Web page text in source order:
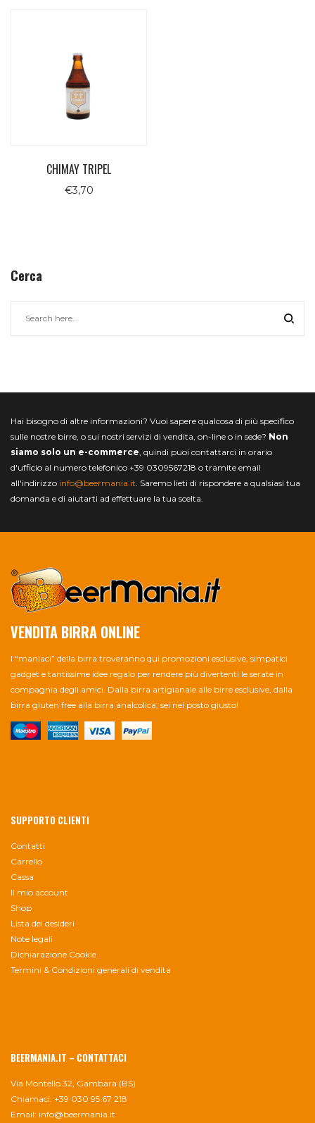
CHIMAY TRIPEL
€3,70
Cerca
Hai bisogno di altre informazioni? Vuoi sapere qualcosa di più specifico
sulle nostre birre, o sui nostri servizi di vendita, on-line o in sede? Non
siamo solo un e-commerce, quindi puoi contattarci in orario
d'ufficio al numero telefonico +39 0309567218 o tramite email
all'indirizzo info@beermania.it. Saremo lieti di rispondere a qualsiasi tua
domanda e di aiutarti ad effettuare la tua scelta.
VENDITA BIRRA ONLINE
I “maniaci” della birra troveranno qui promozioni esclusive, simpatici
gadget e tantissime idee regalo per rendere più divertenti le serate in
compagnia degli amici. Dalla birra artigianale alle birre esclusive, dalla
birra gluten free alla birra analcolica, sei nel posto giusto!
SUPPORTO CLIENTI
Contatti
Carrello
Cassa
Il mio account
Shop
Lista dei desideri
Note legali
Dichiarazione Cookie
Termini & Condizioni generali di vendita
BEERMANIA.IT – CONTATTACI
Via Montello 32, Gambara (BS)
Chiamaci: +39 030 95 67 218
Email: info@beermania.it